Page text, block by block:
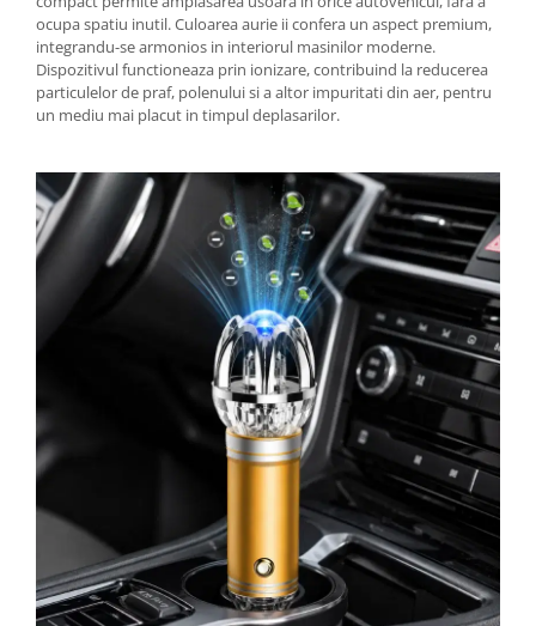
ocupa spatiu inutil. Culoarea aurie ii confera un aspect premium,
integrandu-se armonios in interiorul masinilor moderne.
Dispozitivul functioneaza prin ionizare, contribuind la reducerea
particulelor de praf, polenului si a altor impuritati din aer, pentru
un mediu mai placut in timpul deplasarilor.